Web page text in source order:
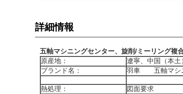
詳細情報
五軸マシニングセンター、旋削/ミーリング複合
原産地：
遼寧、中国（本土
ブランド名：
羽車 五軸マシニ
熱処理：
図面要求